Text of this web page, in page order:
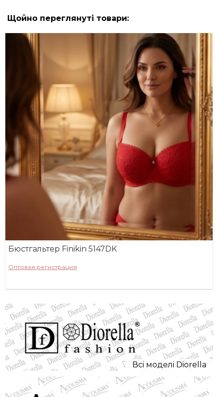
Щойно переглянуті товари:
Бюстгальтер Finikin 5147DK
Оптовая регистрация
Всi моделi Diorella